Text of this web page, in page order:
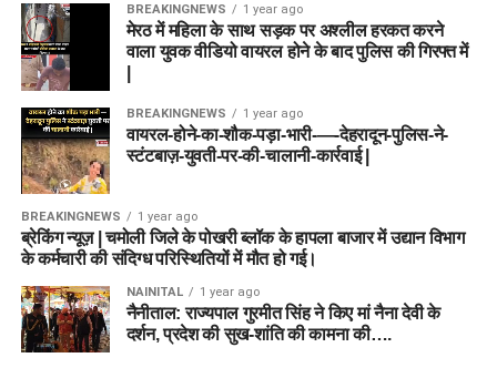
BREAKINGNEWS 1 year ago
मेरठ में महिला के साथ सड़क पर अश्लील हरकत करने
वाला युवक वीडियो वायरल होने के बाद पुलिस की गिरफ्त में
BREAKINGNEWS 1 year ago
वायरल-होने-का-शौक-पड़ा-भारी-—-देहरादून-पुलिस-ने-
स्टंटबाज़-युवती-पर-की-चालानी-कार्रवाई |
BREAKINGNEWS 1 year ago
ब्रेकिंग न्यूज़ | चमोली जिले के पोखरी ब्लॉक के हापला बाजार में उद्यान विभाग
के कर्मचारी की संदिग्ध परिस्थितियों में मौत हो गई।
NAINITAL 1 year ago
नैनीताल: राज्यपाल गुरमीत सिंह ने किए मां नैना देवी के
दर्शन, प्रदेश की सुख-शांति की कामना की….